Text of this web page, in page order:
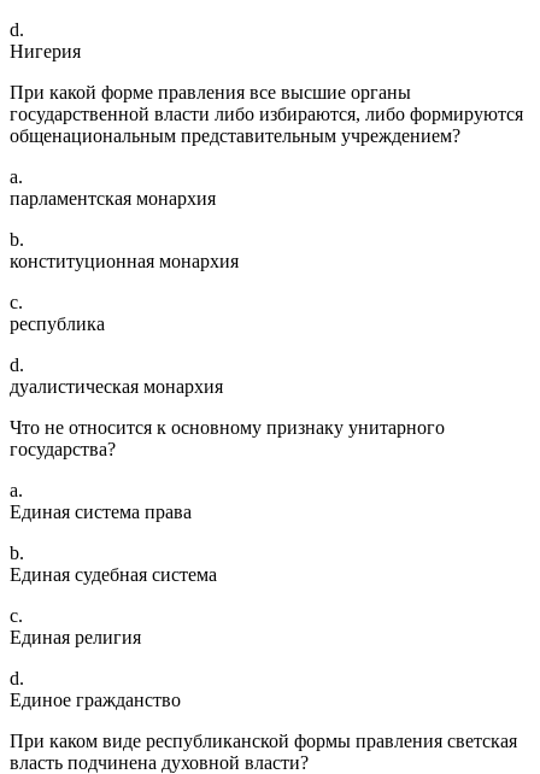
d.
Нигерия
При какой форме правления все высшие органы
государственной власти либо избираются, либо формируются
общенациональным представительным учреждением?
a.
парламентская монархия
b.
конституционная монархия
c.
республика
d.
дуалистическая монархия
Что не относится к основному признаку унитарного
государства?
a.
Единая система права
b.
Единая судебная система
c.
Единая религия
d.
Единое гражданство
При каком виде республиканской формы правления светская
власть подчинена духовной власти?